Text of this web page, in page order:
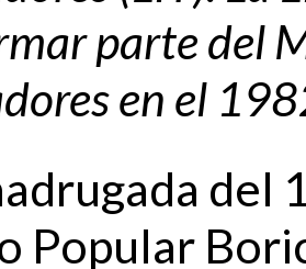
parte del
en el
del
Popular